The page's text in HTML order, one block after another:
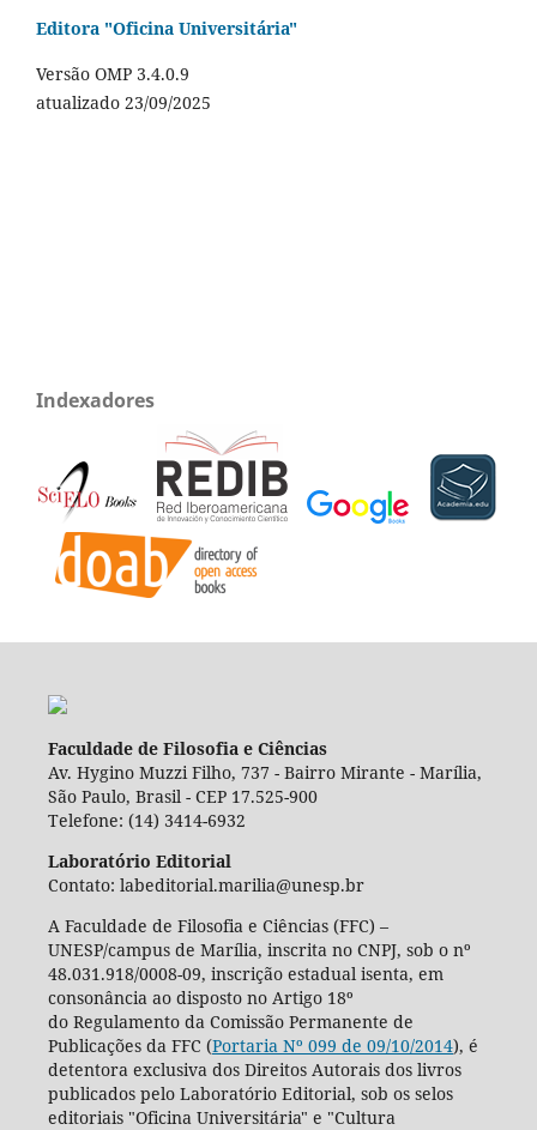
Editora "Oficina Universitária"
Versão OMP 3.4.0.9
atualizado 23/09/2025
Indexadores
Faculdade de Filosofia e Ciências
Av. Hygino Muzzi Filho, 737 - Bairro Mirante - Marília,
São Paulo, Brasil - CEP 17.525-900
Telefone: (14) 3414-6932
Laboratório Editorial
Contato: labeditorial.marilia@unesp.br
A Faculdade de Filosofia e Ciências (FFC) –
UNESP/campus de Marília, inscrita no CNPJ, sob o nº
48.031.918/0008-09, inscrição estadual isenta, em
consonância ao disposto no Artigo 18º
do Regulamento da Comissão Permanente de
Publicações da FFC (Portaria Nº 099 de 09/10/2014), é
detentora exclusiva dos Direitos Autorais dos livros
publicados pelo Laboratório Editorial, sob os selos
editoriais "Oficina Universitária" e "Cultura